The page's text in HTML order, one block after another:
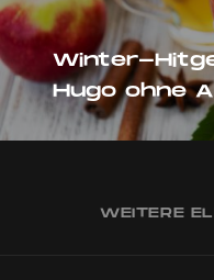
Winter-
Hugo ohne
WEITERE